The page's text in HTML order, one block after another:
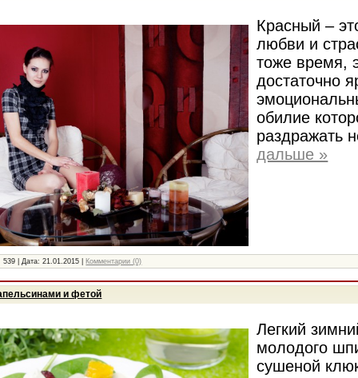
Красный –
любви и
тоже время,
достаточно
обилие
раздражать
дальше »
539 Дата: 21.01.2015 Комментарии (0)
и фетой
Легкий
молодого
сушеной